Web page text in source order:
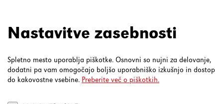
Nastavitve zasebnosti
Spletno mesto uporablja piškotke. Osnovni so nujni za delovanje,
dodatni pa vam omogočajo boljšo uporabniško izkušnjo in dostop
do kakovostne vsebine. Preberite več o piškotkih.